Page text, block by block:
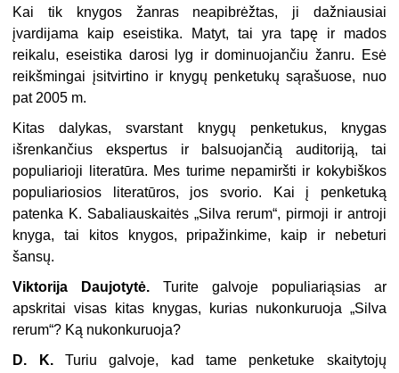
Kai tik knygos žanras neapibrėžtas, ji dažniausiai
įvardijama kaip eseistika. Matyt, tai yra tapę ir mados
reikalu, eseistika darosi lyg ir dominuojančiu žanru. Esė
reikšmingai įsitvirtino ir knygų penketukų sąrašuose, nuo
pat 2005 m.
Kitas dalykas, svarstant knygų penketukus, knygas
išrenkančius ekspertus ir balsuojančią auditoriją, tai
populiarioji literatūra. Mes turime nepamiršti ir kokybiškos
populiariosios literatūros, jos svorio. Kai į penketuką
patenka K. Sabaliauskaitės „Silva rerum“, pirmoji ir antroji
knyga, tai kitos knygos, pripažinkime, kaip ir nebeturi
šansų.
Viktorija Daujotytė. Turite galvoje populiariąsias ar
apskritai visas kitas knygas, kurias nukonkuruoja „Silva
rerum“? Ką nukonkuruoja?
D. K.Turiu galvoje, kad tame penketuke skaitytojų